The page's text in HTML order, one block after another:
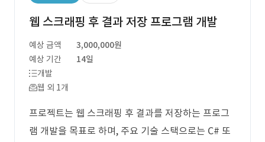
웹 스크래핑 후 결과 저장 프로그램 개발
예상 금액
3,000,000원
예상 기간
14일
개발
웹 외 1개
프로젝트는 웹 스크래핑 후 결과를 저장하는 프로그
램 개발을 목표로 하며, 주요 기술 스택으로는 C# 또